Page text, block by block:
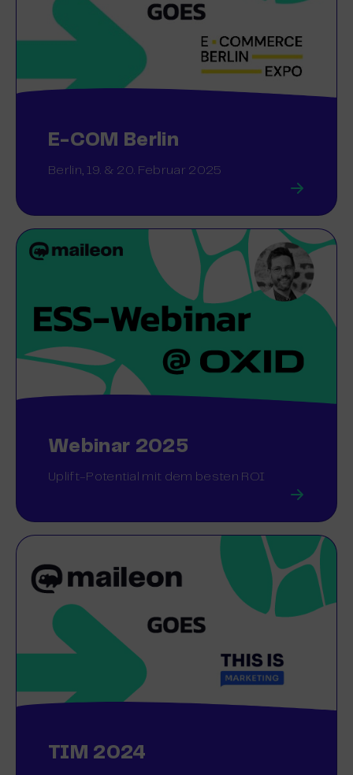
E-COM Berlin
Berlin, 19. & 20. Februar 2025
Webinar 2025
Uplift-Potential mit dem besten ROI
TIM 2024